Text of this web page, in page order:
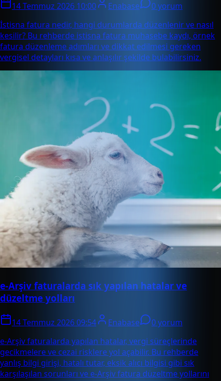
14 Temmuz 2026 10:00 Enabase
0 yorum
İstisna fatura nedir, hangi durumlarda düzenlenir ve nasıl
kesilir? Bu rehberde istisna fatura muhasebe kaydı, örnek
fatura düzenleme adımları ve dikkat edilmesi gereken
vergisel detayları kısa ve anlaşılır şekilde bulabilirsiniz.
e-Arşiv faturalarda sık yapılan hatalar ve
düzeltme yolları
14 Temmuz 2026 09:54 Enabase
0 yorum
e-Arşiv faturalarda yapılan hatalar, vergi süreçlerinde
gecikmelere ve cezai risklere yol açabilir. Bu rehberde
yanlış bilgi girişi, hatalı tutar, eksik alıcı bilgisi gibi sık
karşılaşılan sorunları ve e-Arşiv fatura düzeltme yollarını